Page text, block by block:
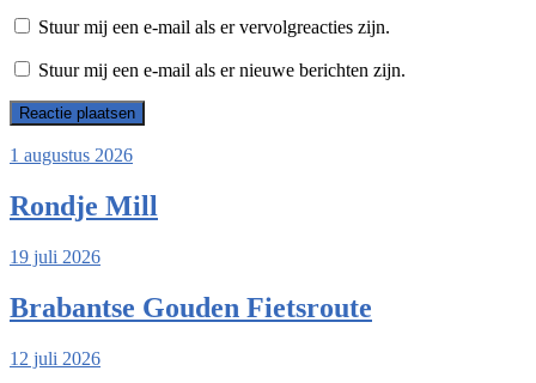
Stuur mij een e-mail als er vervolgreacties zijn.
Stuur mij een e-mail als er nieuwe berichten zijn.
1 augustus 2026
Rondje Mill
19 juli 2026
Brabantse Gouden Fietsroute
12 juli 2026